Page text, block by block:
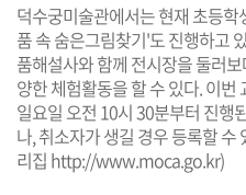
덕수궁미술관에서는 현재 초등
품 속 숨은그림찾기'도 진행하고
품해설사와 함께 전시장을 둘러
양한 체험활동을 할 수 있다. 이
일요일 오전 10시 30분부터 진행
나, 취소자가 생길 경우 등록할
리집 http://www.moca.go.kr)